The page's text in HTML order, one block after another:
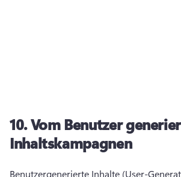
10.Vom Benutzer
Inhaltskampagnen
Benutzergenerierte Inhalte (User-